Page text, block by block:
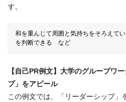
す。
和を重んじて周囲と気持ちをそろえて
を判断できる など
【自己PR例文】大学のグループワ
プ」をアピール
この例文では、「リーダーシップ」